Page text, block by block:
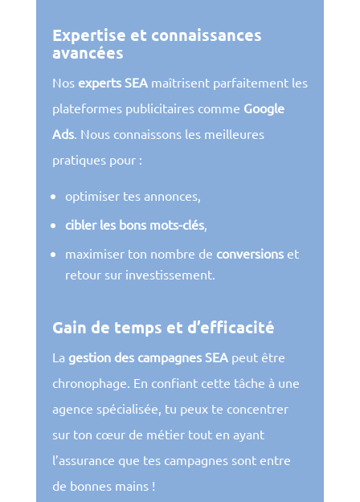
Expertise et connaissances
avancées
Nos experts SEAmaîtrisent parfaitement les
plateformes publicitaires comme Google
Ads. Nous connaissons les meilleures
pratiques pour :
optimiser tes annonces,
cibler les bons mots-clés,
maximiser ton nombre de conversionset
retour sur investissement.
Gain de temps et d’efficacité
La gestion des campagnes SEApeut être
chronophage. En confiant cette tâche à une
agence spécialisée, tu peux te concentrer
sur ton cœur de métier tout en ayant
l’assurance que tes campagnes sont entre
de bonnes mains !